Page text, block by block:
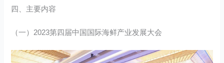
四、主要内容
（一）2023第四届中国国际海鲜产业发展大会